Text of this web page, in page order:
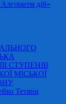
дій»
СТУПЕНІВ
МІСЬКОЇ
Тетяни